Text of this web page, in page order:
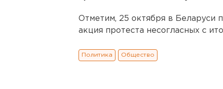
Отметим, 25 октября в Беларуси
акция протеста несогласных с
Политика Общество